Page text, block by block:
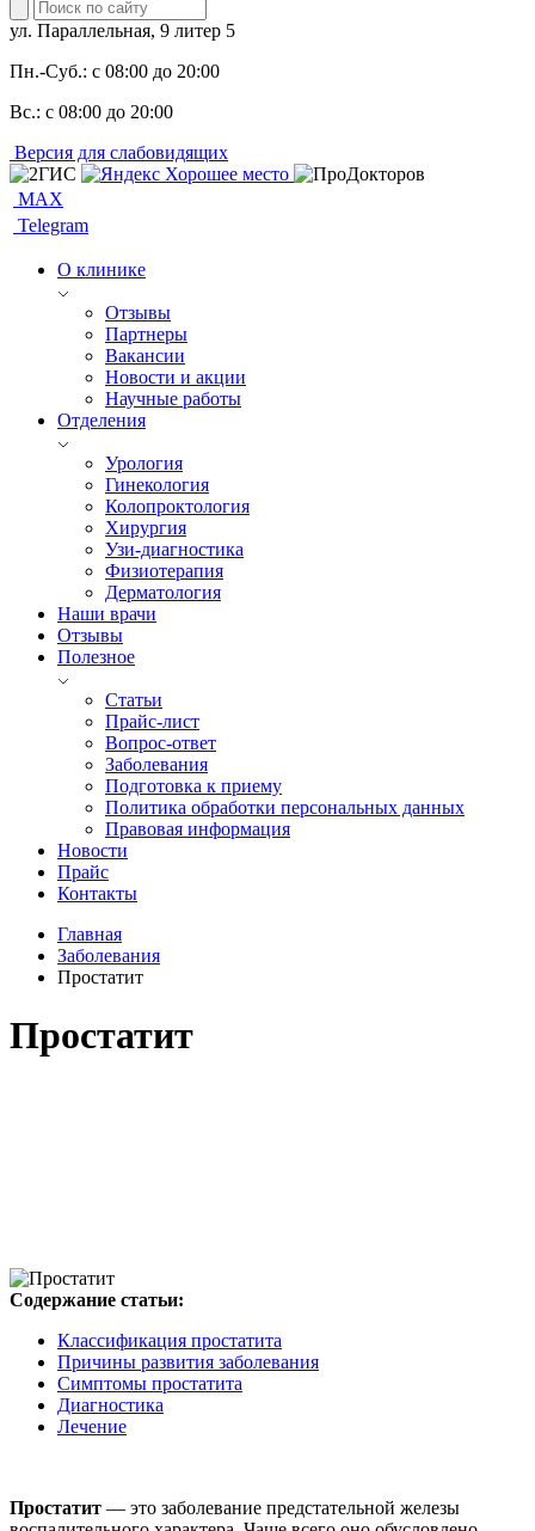
ул. Параллельная, 9 литер 5
Пн.-Суб.: с 08:00 до 20:00
Вс.: с 08:00 до 20:00
Версия для слабовидящих
MAX
Telegram
О клинике
Отзывы
Партнеры
Вакансии
Новости и акции
Научные работы
Отделения
Урология
Гинекология
Колопроктология
Хирургия
Узи-диагностика
Физиотерапия
Дерматология
Наши врачи
Отзывы
Полезное
Статьи
Прайс-лист
Вопрос-ответ
Заболевания
Подготовка к приему
Политика обработки персональных данных
Правовая информация
Новости
Прайс
Контакты
Главная
Заболевания
Простатит
Простатит
Содержание статьи:
Классификация простатита
Причины развития заболевания
Cимптомы простатита
Диагностика
Лечение
Простатит — это заболевание предстательной железы